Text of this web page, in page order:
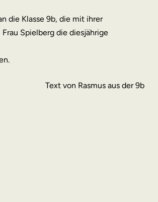
die Klasse 9b, die mit ihrer
Frau Spielberg die diesjährige
Text von Rasmus aus der 9b